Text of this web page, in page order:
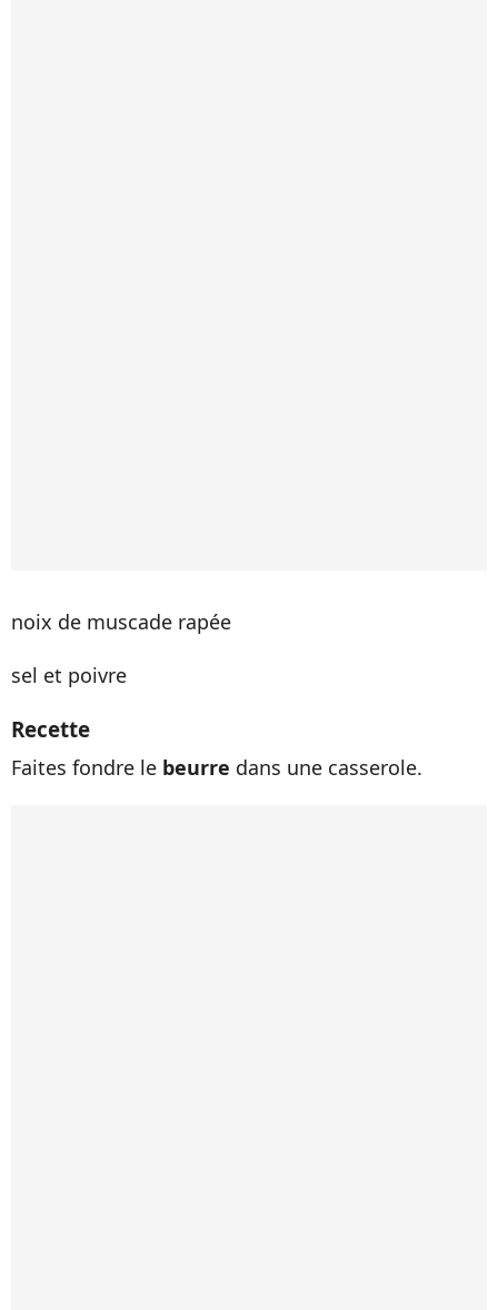
noix de muscade rapée
sel et poivre
Recette
Faites fondre le beurre dans une casserole.